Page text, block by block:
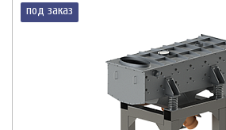
под заказ